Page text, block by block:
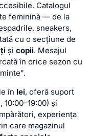
Catalogul
feminină — de la
sneakers,
cu o secțiune de
și copii. Mesajul
în orice sezon cu
în lei, oferă suport
și
experiența
care magazinul